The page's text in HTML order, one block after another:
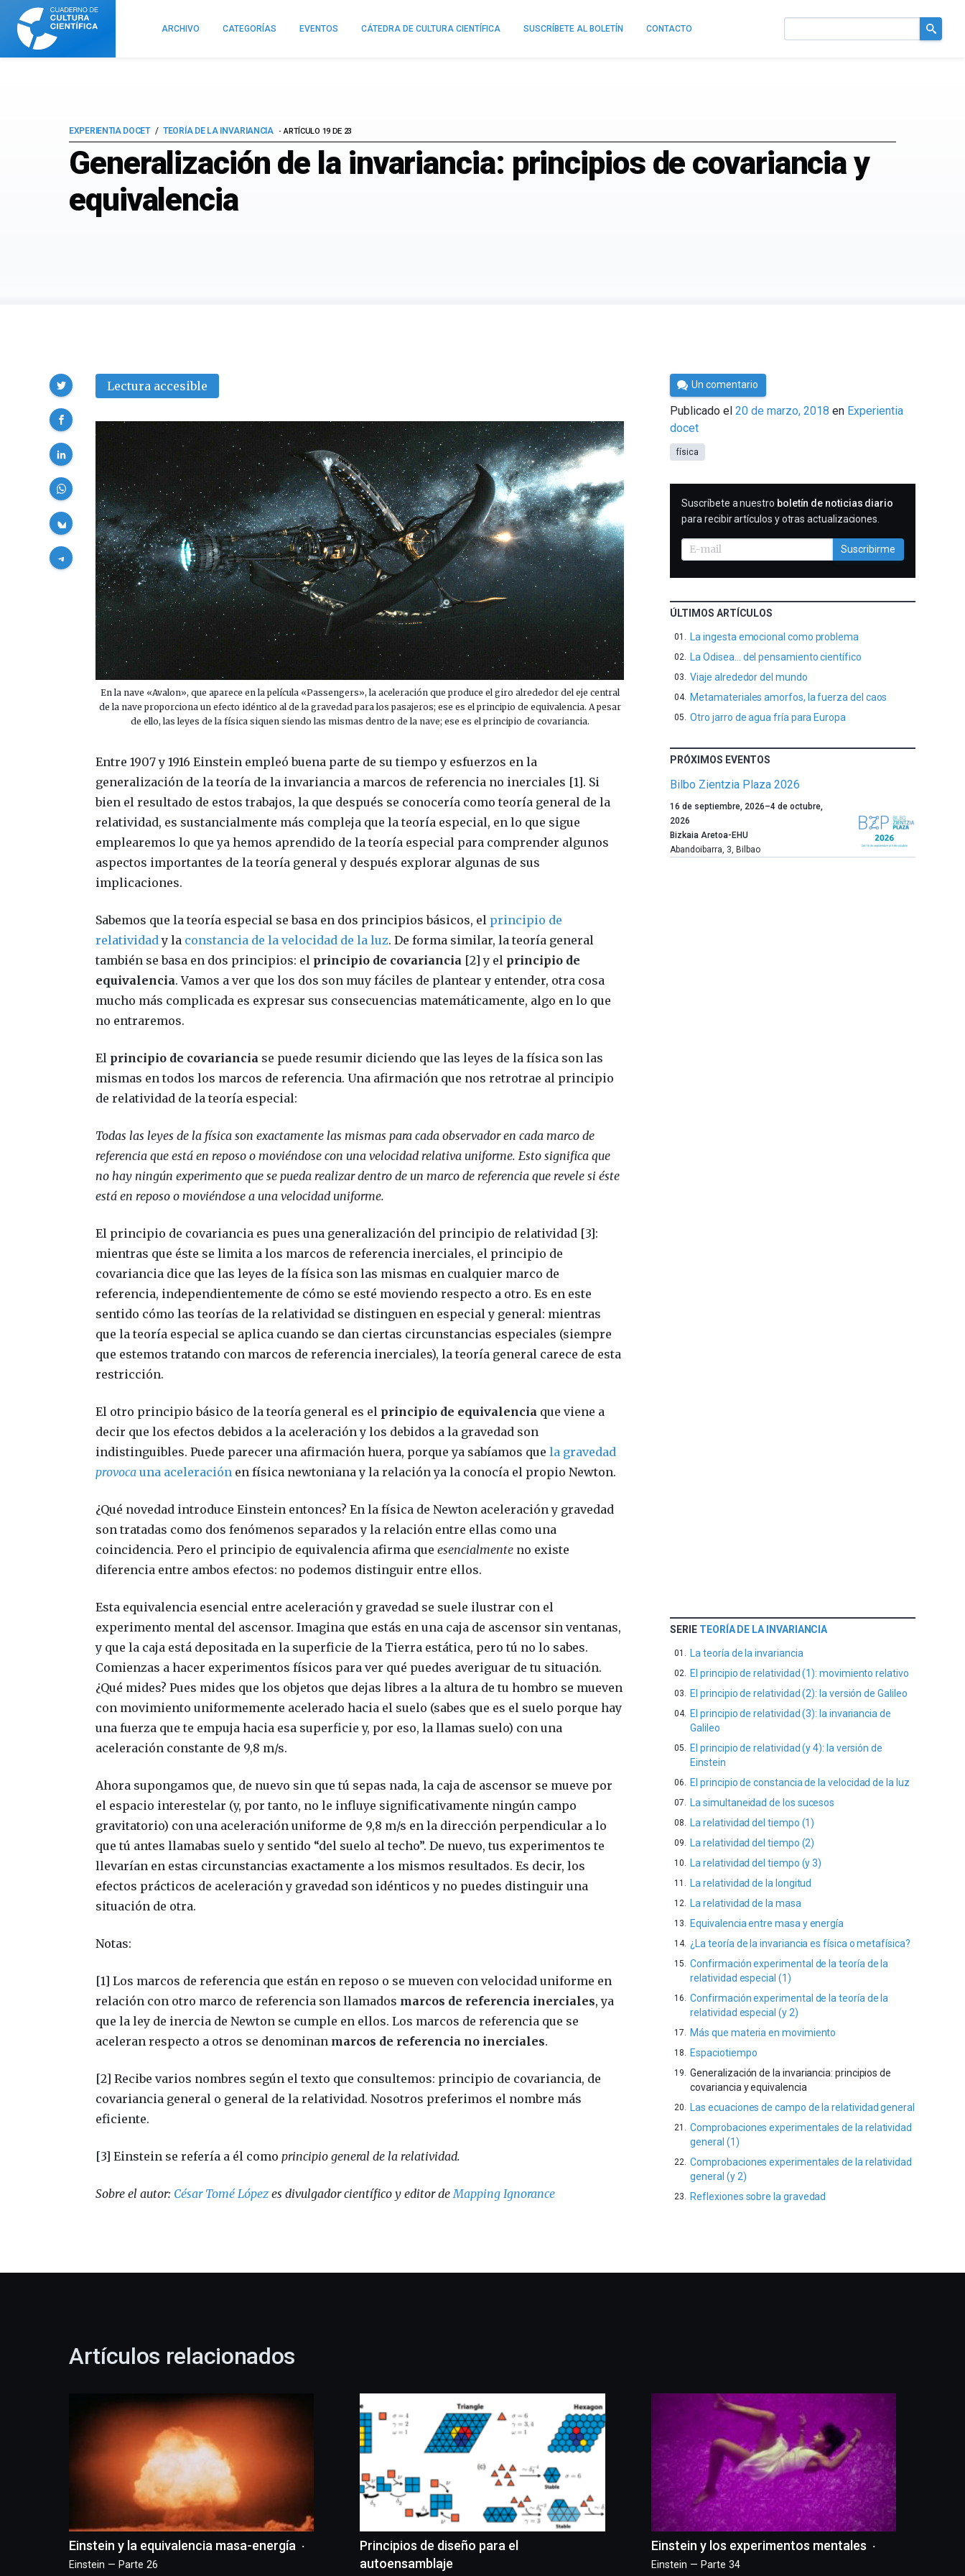
Cuaderno
Cultura
Científica
ARCHIVO CATEGORÍAS EVENTOS CÁTEDRA DE CULTURA CIENTÍFICA SUSCRÍBETE AL BOLETÍN CONTACTO
Generalización de la invariancia: principios de covariancia y
equivalencia
EXPERIENTIA DOCET TEORÍA DE LA INVARIANCIA ARTÍCULO 19 DE 23
Lectura accesible
En la nave «Avalon», que aparece en la película «Passengers», la aceleración que produce el giro alrededor del eje central
de la nave proporciona un efecto idéntico al de la gravedad para los pasajeros; ese es el principio de equivalencia. A pesar
de ello, las leyes de la física siquen siendo las mismas dentro de la nave; ese es el principio de covariancia.
Entre 1907 y 1916 Einstein empleó buena parte de su tiempo y esfuerzos en la
generalización de la teoría de la invariancia a marcos de referencia no inerciales [1]. Si
bien el resultado de estos trabajos, la que después se conocería como teoría general de la
relatividad, es sustancialmente más compleja que la teoría especial, en lo que sigue
emplearemos lo que ya hemos aprendido de la teoría especial para comprender algunos
aspectos importantes de la teoría general y después explorar algunas de sus
implicaciones.
Sabemos que la teoría especial se basa en dos principios básicos, el principio de
relatividady la constancia de la velocidad de la luz. De forma similar, la teoría general
también se basa en dos principios: el principio de covariancia [2] y el principio de
equivalencia. Vamos a ver que los dos son muy fáciles de plantear y entender, otra cosa
mucho más complicada es expresar sus consecuencias matemáticamente, algo en lo que
no entraremos.
El principio de covariancia se puede resumir diciendo que las leyes de la física son las
mismas en todos los marcos de referencia. Una afirmación que nos retrotrae al principio
de relatividad de la teoría especial:
Todas las leyes de la física son exactamente las mismas para cada observador en cada marco de
referencia que está en reposo o moviéndose con una velocidad relativa uniforme. Esto significa que
no hay ningún experimento que se pueda realizar dentro de un marco de referencia que revele si éste
está en reposo o moviéndose a una velocidad uniforme.
El principio de covariancia es pues una generalización del principio de relatividad [3]:
mientras que éste se limita a los marcos de referencia inerciales, el principio de
covariancia dice que las leyes de la física son las mismas en cualquier marco de
referencia, independientemente de cómo se esté moviendo respecto a otro. Es en este
sentido cómo las teorías de la relatividad se distinguen en especial y general: mientras
que la teoría especial se aplica cuando se dan ciertas circunstancias especiales (siempre
que estemos tratando con marcos de referencia inerciales), la teoría general carece de esta
restricción.
El otro principio básico de la teoría general es el principio de equivalencia que viene a
decir que los efectos debidos a la aceleración y los debidos a la gravedad son
indistinguibles. Puede parecer una afirmación huera, porque ya sabíamos quela gravedad
provoca una aceleración en física newtoniana y la relación ya la conocía el propio Newton.
¿Qué novedad introduce Einstein entonces? En la física de Newton aceleración y gravedad
son tratadas como dos fenómenos separados y la relación entre ellas como una
coincidencia. Pero el principio de equivalencia afirma queesencialmente no existe
diferencia entre ambos efectos: no podemos distinguir entre ellos.
Esta equivalencia esencial entre aceleración y gravedad se suele ilustrar con el
experimento mental del ascensor. Imagina que estás en una caja de ascensor sin ventanas,
y que la caja está depositada en la superficie de la Tierra estática, pero tú no lo sabes.
Comienzas a hacer experimentos físicos para ver qué puedes averiguar de tu situación.
¿Qué mides? Pues mides que los objetos que dejas libres a la altura de tu hombro se mueven
con movimiento uniformemente acelerado hacia el suelo (sabes que es el suelo porque hay
una fuerza que te empuja hacia esa superficie y, por eso, la llamas suelo) con una
aceleración constante de 9,8 m/s.
Ahora supongamos que, de nuevo sin que tú sepas nada, la caja de ascensor se mueve por
el espacio interestelar (y, por tanto, no le influye significativamente ningún campo
gravitatorio) con una aceleración uniforme de 9,8 m/s en la dirección perpendicular a lo
que tú antes llamabas suelo y sentido “del suelo al techo”. De nuevo, tus experimentos te
llevarían en estas circunstancias exactamente a los mismos resultados. Es decir, los
efectos prácticos de aceleración y gravedad son idénticos y no puedes distinguir una
situación de otra.
Notas:
[1] Los marcos de referencia que están en reposo o se mueven con velocidad uniforme en
relación con otro marco de referencia son llamados marcos de referencia inerciales, ya
que la ley de inercia de Newton se cumple en ellos. Los marcos de referencia que se
aceleran respecto a otros se denominan marcos de referencia no inerciales.
[2] Recibe varios nombres según el texto que consultemos: principio de covariancia, de
covariancia general o general de la relatividad. Nosotros preferimos el nombre más
eficiente.
[3] Einstein se refería a él comoprincipio general de la relatividad.
Sobre el autor: César Tomé López es divulgador científico y editor deMapping Ignorance
Compartir
Por
César
Tomé
Un comentario
Publicado el20 de marzo, 2018 en Experientia
docet
física
SUSCRIBIRME
Suscríbete a nuestro boletín de noticias diario
para recibir artículos y otras actualizaciones.
Suscribirme
SERIE TEORÍA DE LA INVARIANCIA
La teoría de la invariancia
El principio de relatividad (1): movimiento relativo
El principio de relatividad (2): la versión de Galileo
El principio de relatividad (3): la invariancia de
Galileo
El principio de relatividad (y 4): la versión de
Einstein
El principio de constancia de la velocidad de la luz
La simultaneidad de los sucesos
La relatividad del tiempo (1)
La relatividad del tiempo (2)
La relatividad del tiempo (y 3)
La relatividad de la longitud
La relatividad de la masa
Equivalencia entre masa y energía
¿La teoría de la invariancia es física o metafísica?
Confirmación experimental de la teoría de la
relatividad especial (1)
Confirmación experimental de la teoría de la
relatividad especial (y 2)
Más que materia en movimiento
Espaciotiempo
Generalización de la invariancia: principios de
covariancia y equivalencia
Las ecuaciones de campo de la relatividad general
Comprobaciones experimentales de la relatividad
general (1)
Comprobaciones experimentales de la relatividad
general (y 2)
Reflexiones sobre la gravedad
ÚLTIMOS ARTÍCULOS
La ingesta emocional como problema
La Odisea… del pensamiento científico
Viaje alrededor del mundo
Metamateriales amorfos, la fuerza del caos
Otro jarro de agua fría para Europa
PRÓXIMOS EVENTOS
Bilbo Zientzia Plaza 2026
Un
año
más,
Bilbao
16 de septiembre, 2026–4 de octubre,
2026
Bizkaia Aretoa-EHU
Abandoibarra, 3, Bilbao
Artículos relacionados
Einstein y la equivalencia masa-energía
Einstein — Parte 26
Principios de diseño para el
autoensamblaje
Einstein y los experimentos mentales
Einstein — Parte 34